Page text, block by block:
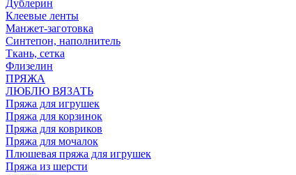
Дублерин
Клеевые ленты
Манжет-заготовка
Синтепон, наполнитель
Ткань, сетка
Флизелин
ПРЯЖА
ЛЮБЛЮ ВЯЗАТЬ
Пряжа для игрушек
Пряжа для корзинок
Пряжа для ковриков
Пряжа для мочалок
Плюшевая пряжа для игрушек
Пряжа из шерсти